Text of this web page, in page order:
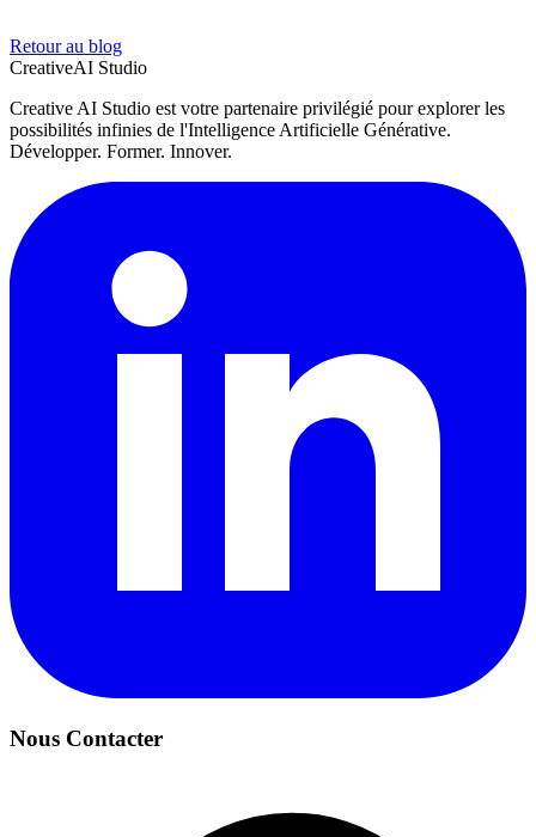
Retour au blog
CreativeAI Studio
Creative AI Studio est votre partenaire privilégié pour explorer les
possibilités infinies de l'Intelligence Artificielle Générative.
Développer. Former. Innover.
Nous Contacter